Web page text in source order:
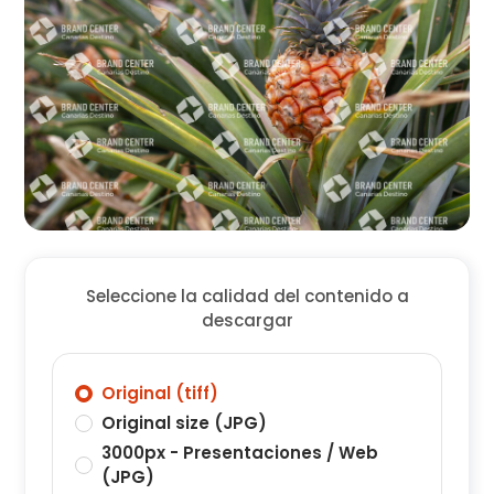
Seleccione la calidad del contenido a
descargar
Original (tiff)
Original size (JPG)
3000px - Presentaciones / Web
(JPG)